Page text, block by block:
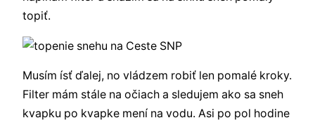
topiť.
Musím ísť ďalej, no vládzem robiť len pomalé kroky.
Filter mám stále na očiach a sledujem ako sa sneh
kvapku po kvapke mení na vodu. Asi po pol hodine